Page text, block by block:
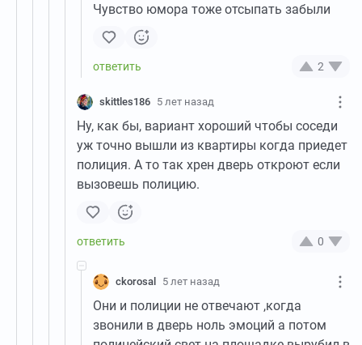
Чувство юмора тоже отсыпать забыли
2
skittles186 5 лет назад
Ну, как бы, вариант хороший чтобы соседи
уж точно вышли из квартиры когда приедет
полиция. А то так хрен дверь откроют если
вызовешь полицию.
0
ckorosal 5 лет назад
Они и полиции не отвечают ,когда
звонили в дверь ноль эмоций а потом